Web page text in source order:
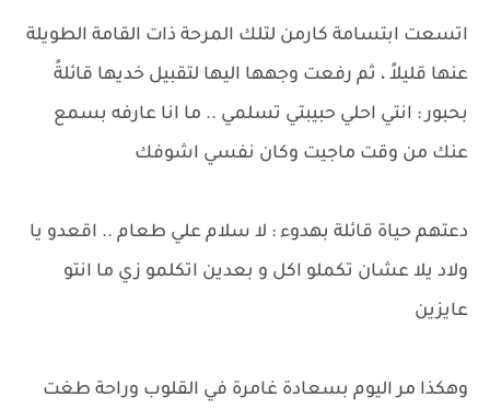
اتسعت ابتسامة كارمن لتلك المرحة ذات القامة الطويلة
عنها قليلاً ، ثم رفعت وجهها اليها لتقبيل خديها قائلةً
بحبور : انتي احلي حبيبتي تسلمي .. ما انا عارفه بسمع
عنك من وقت ماجيت وكان نفسي اشوفك
دعتهم حياة قائلة بهدوء : لا سلام علي طعام .. اقعدو يا
ولاد يلا عشان تكملو اكل و بعدين اتكلمو زي ما انتو
عايزين
وهكذا مر اليوم بسعادة غامرة في القلوب وراحة طغت